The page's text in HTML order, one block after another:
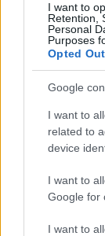
I want to
Retention,
Personal
Purposes
Opted Out
Google
I want to
related to
device
I want to
Google for
I want to